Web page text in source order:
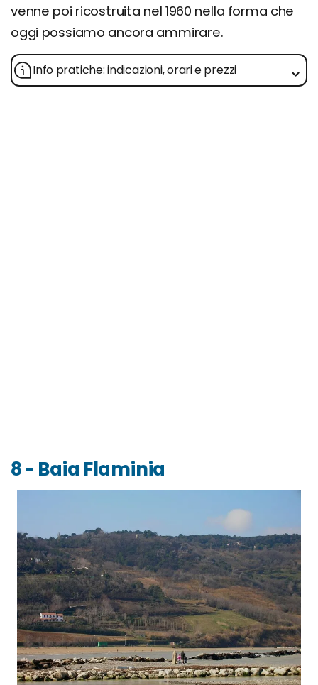
venne poi ricostruita nel 1960 nella forma che
oggi possiamo ancora ammirare.
Info pratiche: indicazioni, orari e prezzi
8 - Baia Flaminia